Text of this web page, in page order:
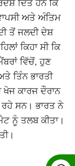
ਦਿੱਤੇ ਹਨ ਕਿ
ਅਤੇ ਅੰਤਿਮ
ਤੋਂ ਜਲਦੀ ਦੇਸ਼
ਕਿਹਾ ਸੀ ਕਿ
ਵਿੱਚੋਂ, ਹੁਣ
ਤਿੰਨ ਭਾਰਤੀ
ਖੋਜ ਕਾਰਜ ਦੌਰਾਨ
ਸਨ। ਭਾਰਤ ਨੇ
ਨੂੰ ਤਲਬ ਕੀਤਾ।